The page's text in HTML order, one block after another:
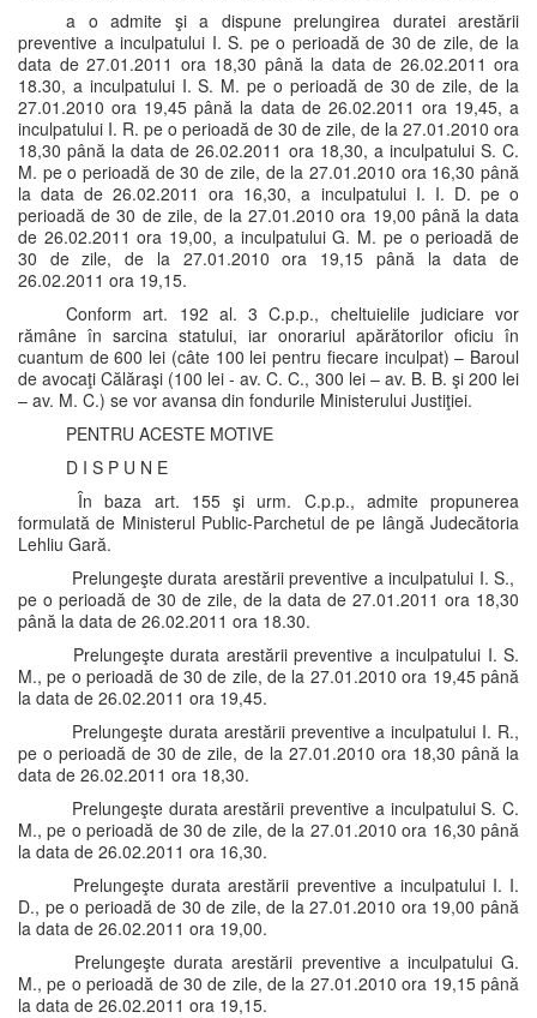
a o admite şi a dispune prelungirea duratei arestării
preventive a inculpatului I. S. pe o perioadă de 30 de zile, de la
data de 27.01.2011 ora 18,30 până la data de 26.02.2011 ora
18.30, a inculpatului I. S. M. pe o perioadă de 30 de zile, de la
27.01.2010 ora 19,45 până la data de 26.02.2011 ora 19,45, a
inculpatului I. R. pe o perioadă de 30 de zile, de la 27.01.2010 ora
18,30 până la data de 26.02.2011 ora 18,30, a inculpatului S. C.
M. pe o perioadă de 30 de zile, de la 27.01.2010 ora 16,30 până
la data de 26.02.2011 ora 16,30, a inculpatului I. I. D. pe o
perioadă de 30 de zile, de la 27.01.2010 ora 19,00 până la data
de 26.02.2011 ora 19,00, a inculpatului G. M. pe o perioadă de
30 de zile, de la 27.01.2010 ora 19,15 până la data de
26.02.2011 ora 19,15.
Conform art. 192 al. 3 C.p.p., cheltuielile judiciare vor
rămâne în sarcina statului, iar onorariul apărătorilor oficiu în
cuantum de 600 lei (câte 100 lei pentru fiecare inculpat) – Baroul
de avocaţi Călăraşi (100 lei - av. C. C., 300 lei – av. B. B. şi 200 lei
– av. M. C.) se vor avansa din fondurile Ministerului Justiţiei.
PENTRU ACESTE MOTIVE
D I S P U N E
În baza art. 155 şi urm. C.p.p., admite propunerea
formulată de Ministerul Public-Parchetul de pe lângă Judecătoria
Lehliu Gară.
Prelungeşte durata arestării preventive a inculpatului I. S.,
pe o perioadă de 30 de zile, de la data de 27.01.2011 ora 18,30
până la data de 26.02.2011 ora 18.30.
Prelungeşte durata arestării preventive a inculpatului I. S.
M., pe o perioadă de 30 de zile, de la 27.01.2010 ora 19,45 până
la data de 26.02.2011 ora 19,45.
Prelungeşte durata arestării preventive a inculpatului I. R.,
pe o perioadă de 30 de zile, de la 27.01.2010 ora 18,30 până la
data de 26.02.2011 ora 18,30.
Prelungeşte durata arestării preventive a inculpatului S. C.
M., pe o perioadă de 30 de zile, de la 27.01.2010 ora 16,30 până
la data de 26.02.2011 ora 16,30.
Prelungeşte durata arestării preventive a inculpatului I. I.
D., pe o perioadă de 30 de zile, de la 27.01.2010 ora 19,00 până
la data de 26.02.2011 ora 19,00.
Prelungeşte durata arestării preventive a inculpatului G.
M., pe o perioadă de 30 de zile, de la 27.01.2010 ora 19,15 până
la data de 26.02.2011 ora 19,15.